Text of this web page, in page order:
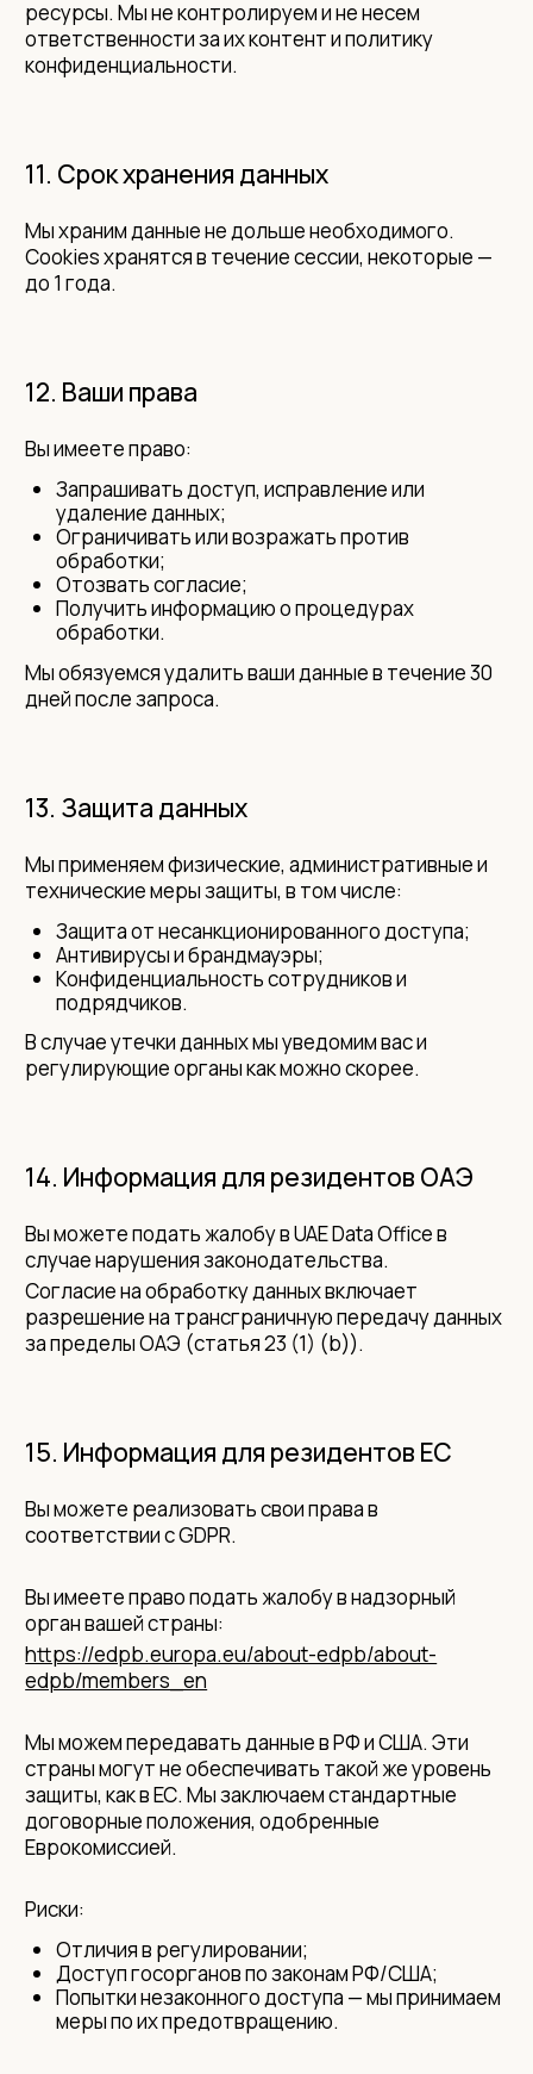
ресурсы. Мы не контролируем и не несем
ответственности за их контент и политику
конфиденциальности.
11. Срок хранения данных
Мы храним данные не дольше необходимого.
Cookies хранятся в течение сессии, некоторые —
до 1 года.
12. Ваши права
Вы имеете право:
Запрашивать доступ, исправление или
удаление данных;
Ограничивать или возражать против
обработки;
Отозвать согласие;
Получить информацию о процедурах
обработки.
Мы обязуемся удалить ваши данные в течение 30
дней после запроса.
13. Защита данных
Мы применяем физические, административные и
технические меры защиты, в том числе:
Защита от несанкционированного доступа;
Антивирусы и брандмауэры;
Конфиденциальность сотрудников и
подрядчиков.
В случае утечки данных мы уведомим вас и
регулирующие органы как можно скорее.
14. Информация для резидентов ОАЭ
Вы можете подать жалобу в UAE Data Office в
случае нарушения законодательства.
Согласие на обработку данных включает
разрешение на трансграничную передачу данных
за пределы ОАЭ (статья 23 (1) (b)).
15. Информация для резидентов ЕС
Вы можете реализовать свои права в
соответствии с GDPR.
Вы имеете право подать жалобу в надзорный
орган вашей страны:
https://edpb.europa.eu/about-edpb/about-
edpb/members_en
Мы можем передавать данные в РФ и США. Эти
страны могут не обеспечивать такой же уровень
защиты, как в ЕС. Мы заключаем стандартные
договорные положения, одобренные
Еврокомиссией.
Риски:
Отличия в регулировании;
Доступ госорганов по законам РФ/США;
Попытки незаконного доступа — мы принимаем
меры по их предотвращению.